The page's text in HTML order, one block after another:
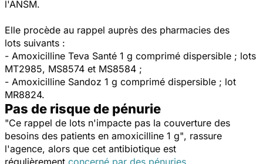
l'ANSM.
Elle procède au rappel auprès des pharmacies des
lots suivants :
- Amoxicilline Teva Santé 1 g comprimé dispersible ; lots
MT2985, MS8574 et MS8584 ;
- Amoxicilline Sandoz 1 g comprimé dispersible ; lot
MR8824.
Pas de risque de pénurie
"Ce rappel de lots n'impacte pas la couverture des
besoins des patients en amoxicilline 1 g", rassure
l'agence, alors que cet antibiotique est
régulièrement concerné par des pénuries.